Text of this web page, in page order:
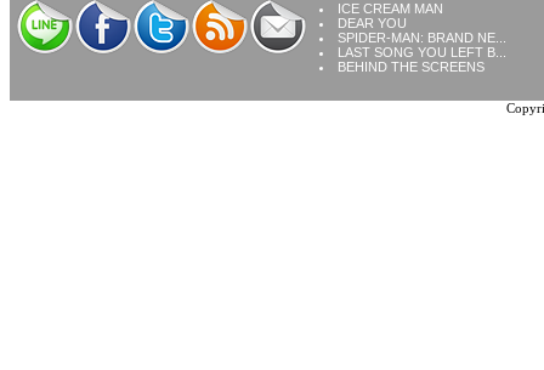
ICE CREAM MAN
DEAR YOU
SPIDER-MAN: BRAND NE...
LAST SONG YOU LEFT B...
BEHIND THE SCREENS